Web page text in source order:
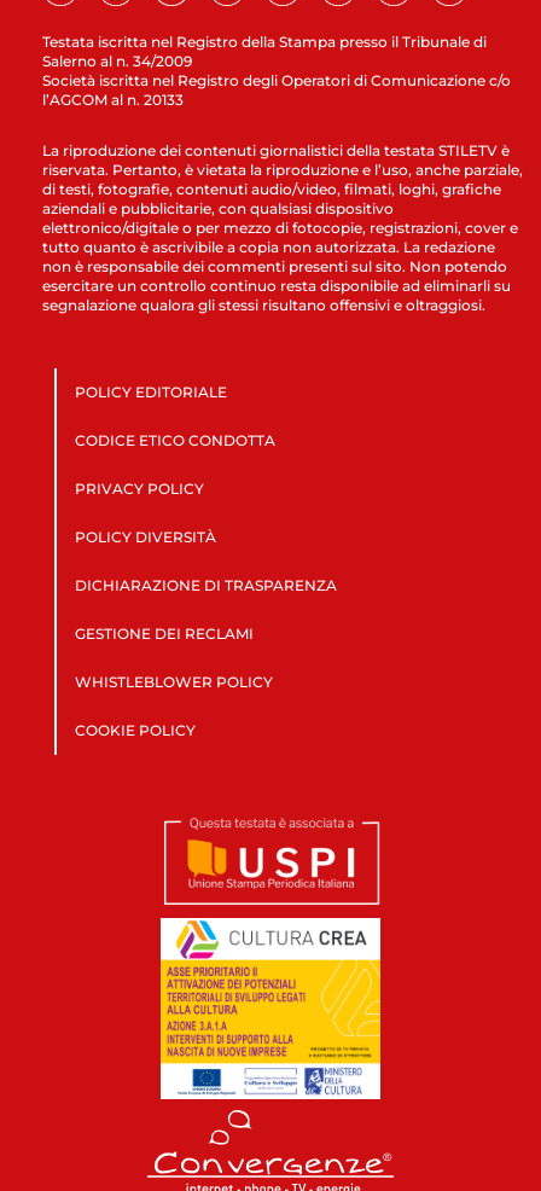
Testata iscritta nel Registro della Stampa presso il Tribunale di
Salerno al n. 34/2009
Società iscritta nel Registro degli Operatori di Comunicazione c/o
l’AGCOM al n. 20133
La riproduzione dei contenuti giornalistici della testata STILETV è
riservata. Pertanto, è vietata la riproduzione e l’uso, anche parziale,
di testi, fotografie, contenuti audio/video, filmati, loghi, grafiche
aziendali e pubblicitarie, con qualsiasi dispositivo
elettronico/digitale o per mezzo di fotocopie, registrazioni, cover e
tutto quanto è ascrivibile a copia non autorizzata. La redazione
non è responsabile dei commenti presenti sul sito. Non potendo
esercitare un controllo continuo resta disponibile ad eliminarli su
segnalazione qualora gli stessi risultano offensivi e oltraggiosi.
POLICY EDITORIALE
CODICE ETICO CONDOTTA
PRIVACY POLICY
POLICY DIVERSITÀ
DICHIARAZIONE DI TRASPARENZA
GESTIONE DEI RECLAMI
WHISTLEBLOWER POLICY
COOKIE POLICY